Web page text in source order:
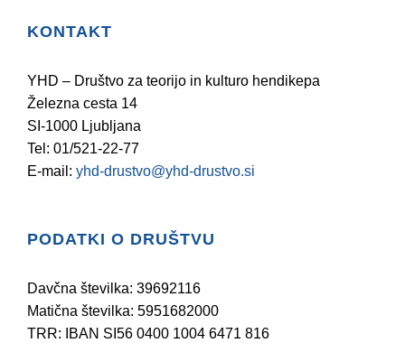
KONTAKT
YHD – Društvo za teorijo in kulturo hendikepa
Železna cesta 14
SI-1000 Ljubljana
Tel: 01/521-22-77
E-mail: yhd-drustvo@yhd-drustvo.si
PODATKI O DRUŠTVU
Davčna številka: 39692116
Matična številka: 5951682000
TRR: IBAN SI56 0400 1004 6471 816